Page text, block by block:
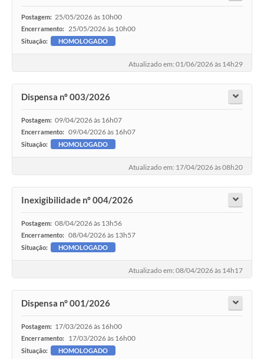
Postagem: 25/05/2026 às 10h00
Encerramento: 25/05/2026 às 10h00
Situação: HOMOLOGADO
Atualizado em: 01/06/2026 às 14h29
Dispensa nº 003/2026
Postagem: 09/04/2026 às 16h07
Encerramento: 09/04/2026 às 16h07
Situação: HOMOLOGADO
Atualizado em: 17/04/2026 às 08h20
Inexigibilidade nº 004/2026
Postagem: 08/04/2026 às 13h56
Encerramento: 08/04/2026 às 13h57
Situação: HOMOLOGADO
Atualizado em: 08/04/2026 às 14h17
Dispensa n° 001/2026
Postagem: 17/03/2026 às 16h00
Encerramento: 17/03/2026 às 16h00
Situação: HOMOLOGADO